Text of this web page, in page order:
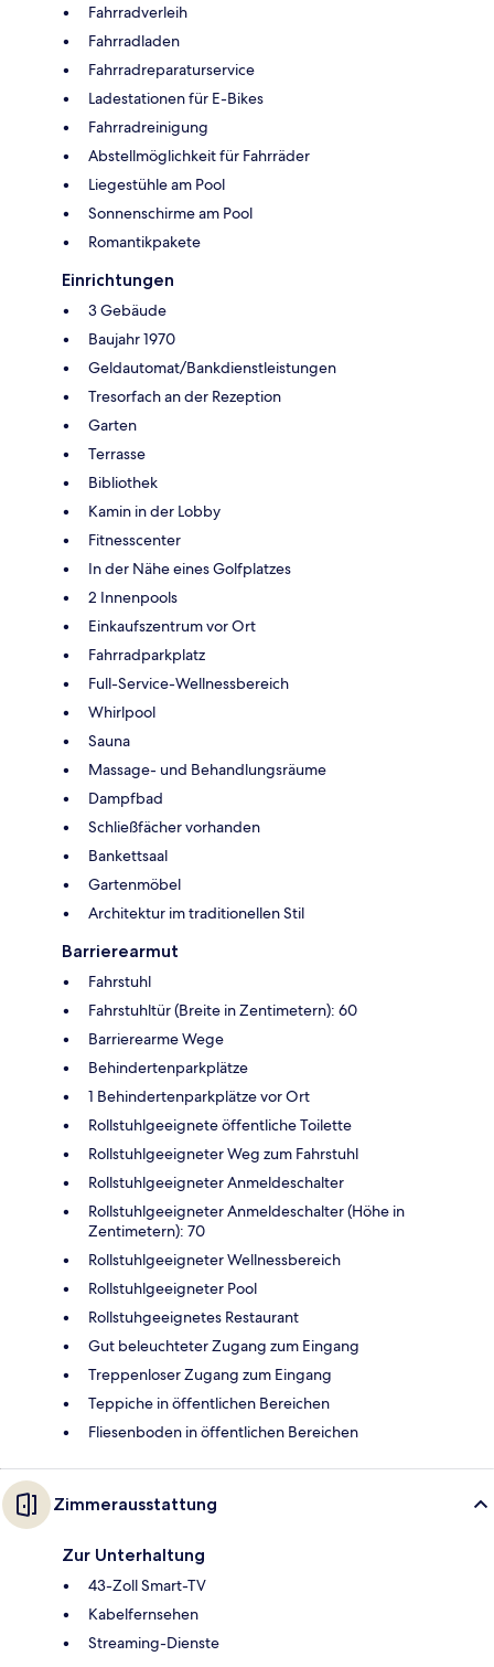
Fahrradverleih
Fahrradladen
Fahrradreparaturservice
Ladestationen für E-Bikes
Fahrradreinigung
Abstellmöglichkeit für Fahrräder
Liegestühle am Pool
Sonnenschirme am Pool
Romantikpakete
Einrichtungen
3 Gebäude
Baujahr 1970
Geldautomat/Bankdienstleistungen
Tresorfach an der Rezeption
Garten
Terrasse
Bibliothek
Kamin in der Lobby
Fitnesscenter
In der Nähe eines Golfplatzes
2 Innenpools
Einkaufszentrum vor Ort
Fahrradparkplatz
Full-Service-Wellnessbereich
Whirlpool
Sauna
Massage- und Behandlungsräume
Dampfbad
Schließfächer vorhanden
Bankettsaal
Gartenmöbel
Architektur im traditionellen Stil
Barrierearmut
Fahrstuhl
Fahrstuhltür (Breite in Zentimetern): 60
Barrierearme Wege
Behindertenparkplätze
1 Behindertenparkplätze vor Ort
Rollstuhlgeeignete öffentliche Toilette
Rollstuhlgeeigneter Weg zum Fahrstuhl
Rollstuhlgeeigneter Anmeldeschalter
Rollstuhlgeeigneter Anmeldeschalter (Höhe in
Zentimetern): 70
Rollstuhlgeeigneter Wellnessbereich
Rollstuhlgeeigneter Pool
Rollstuhgeeignetes Restaurant
Gut beleuchteter Zugang zum Eingang
Treppenloser Zugang zum Eingang
Teppiche in öffentlichen Bereichen
Fliesenboden in öffentlichen Bereichen
Zimmerausstattung
Zur Unterhaltung
43-Zoll Smart-TV
Kabelfernsehen
Streaming-Dienste